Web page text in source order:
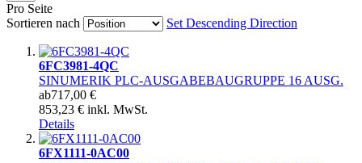
Pro Seite
Sortieren nach
Set Descending Direction
6FC3981-4QC
SINUMERIK PLC-AUSGABEBAUGRUPPE 16 AUSG.
ab717,00 €
853,23 € inkl. MwSt.
Details
6FX1111-0AC00